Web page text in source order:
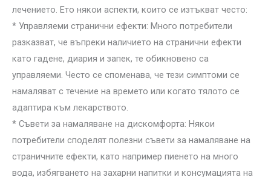
лечението. Ето някои аспекти, които се изтъкват често:
* Управляеми странични ефекти: Много потребители
разказват, че въпреки наличието на странични ефекти
като гадене, диария и запек, те обикновено са
управляеми. Често се споменава, че тези симптоми се
намаляват с течение на времето или когато тялото се
адаптира към лекарството.
* Съвети за намаляване на дискомфорта: Някои
потребители споделят полезни съвети за намаляване на
страничните ефекти, като например пиенето на много
вода, избягването на захарни напитки и консумацията на